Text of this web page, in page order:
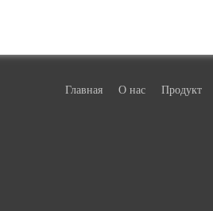
Главная О нас Продукт